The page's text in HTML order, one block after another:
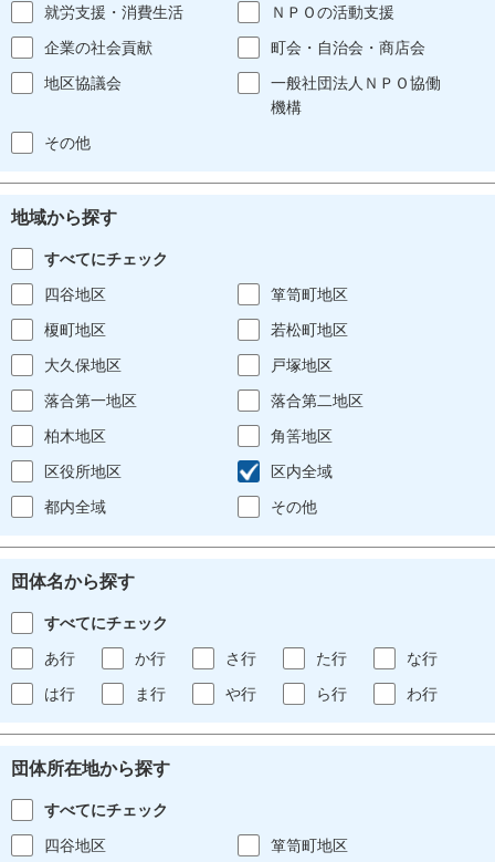
就労支援・消費生活
ＮＰＯの活動支援
企業の社会貢献
町会・自治会・商店会
地区協議会
一般社団法人ＮＰＯ協働
機構
その他
地域から探す
すべてにチェック
四谷地区
箪笥町地区
榎町地区
若松町地区
大久保地区
戸塚地区
落合第一地区
落合第二地区
柏木地区
角筈地区
区役所地区
区内全域
都内全域
その他
団体名から探す
すべてにチェック
あ行
か行 さ行 た行
な行
は行
ま行 や行 ら行 わ行
団体所在地から探す
すべてにチェック
四谷地区
箪笥町地区